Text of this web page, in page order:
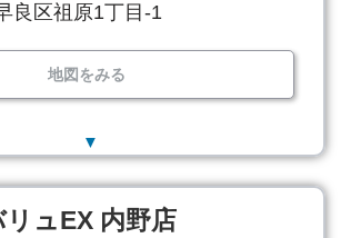
良区祖原1丁目-1
地図をみる
▼
ュEX 内野店